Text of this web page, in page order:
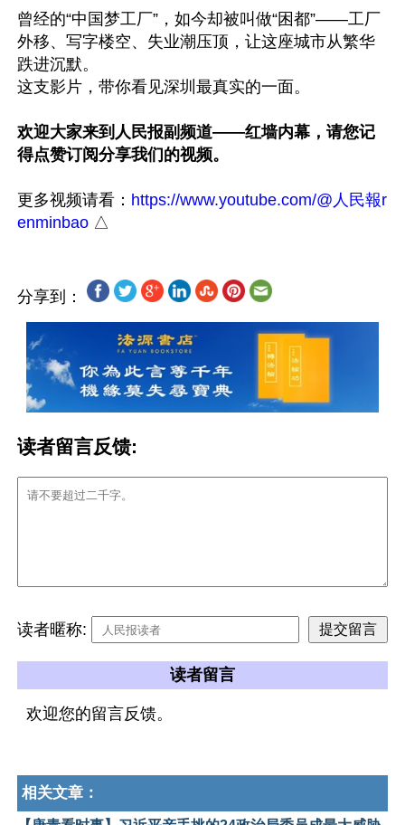
曾经的“中国梦工厂”，如今却被叫做“困都”——工厂
外移、写字楼空、失业潮压顶，让这座城市从繁华
跌进沉默。
这支影片，带你看见深圳最真实的一面。
欢迎大家来到人民报副频道——红墙内幕，请您记
得点赞订阅分享我们的视频。
更多视频请看： https://www.youtube.com/@人民報r
enminbao
分享到：
读者留言反馈:
读者暱称:
读者留言
欢迎您的留言反馈。
相关文章：